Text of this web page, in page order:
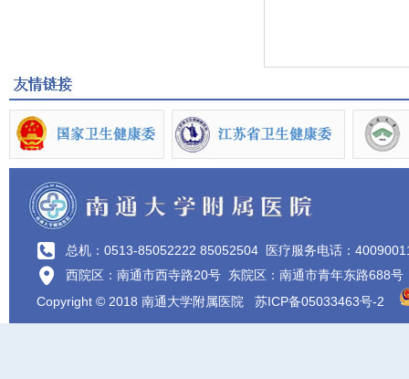
总机：0513-85052222 85052504 医疗服务电话：
西院区：南通市西寺路20号 东院区：南通市青年东路688号
Copyright © 2018 南通大学附属医院 苏ICP备05033463号-2